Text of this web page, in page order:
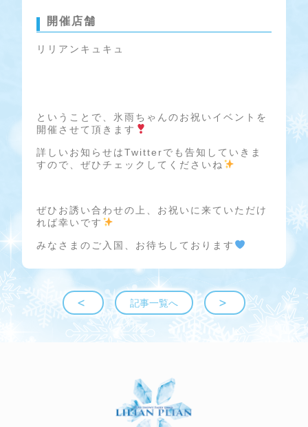
開催店舗
リリアンキュキュ
ということで、氷雨ちゃんのお祝いイベントを
開催させて頂きます
詳しいお知らせはTwitterでも告知していきま
すので、ぜひチェックしてくださいね
ぜひお誘い合わせの上、お祝いに来ていただけ
れば幸いです
みなさまのご入国、お待ちしております
記事一覧へ